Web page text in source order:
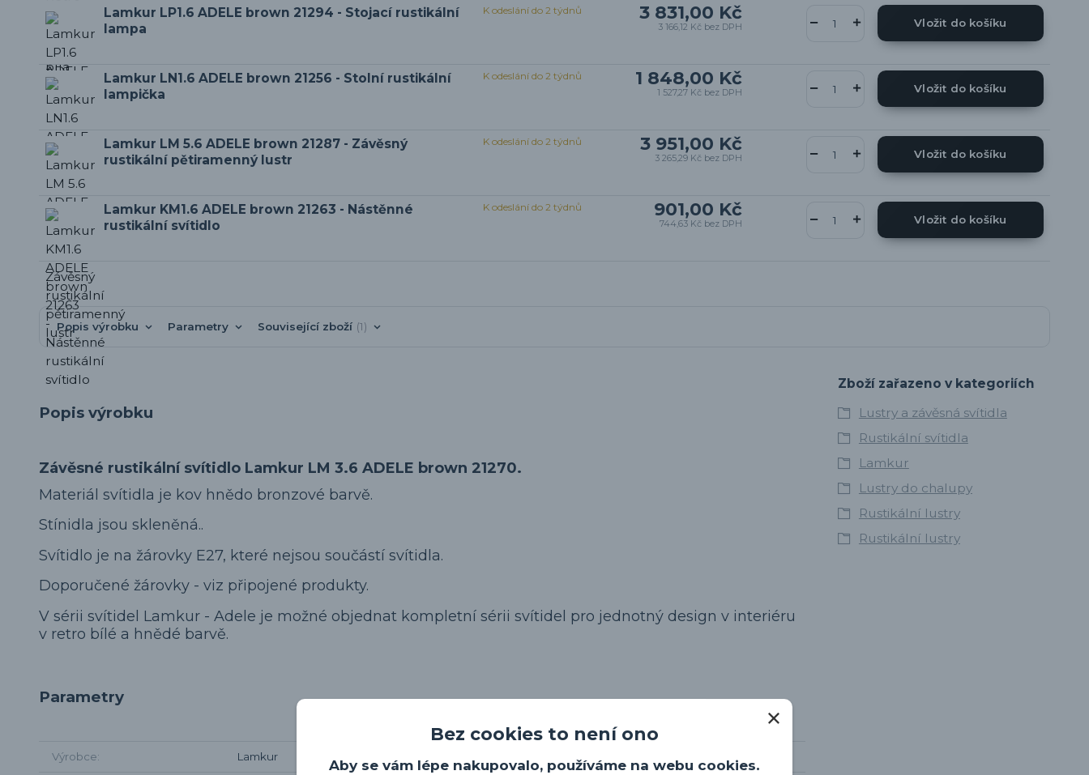
Lamkur LP1.6 ADELE brown 21294 - Stojací rustikální
lampa
3 831,00 Kč
3 166,12 Kč bez DPH
K odeslání do 2 týdnů
Vložit do košíku
Lamkur LN1.6 ADELE brown 21256 - Stolní rustikální
lampička
1 848,00 Kč
1 527,27 Kč bez DPH
K odeslání do 2 týdnů
Vložit do košíku
Lamkur LM 5.6 ADELE brown 21287 - Závěsný
rustikální pětiramenný lustr
3 951,00 Kč
3 265,29 Kč bez DPH
K odeslání do 2 týdnů
Vložit do košíku
Lamkur KM1.6 ADELE brown 21263 - Nástěnné
rustikální svítidlo
901,00 Kč
744,63 Kč bez DPH
K odeslání do 2 týdnů
Vložit do košíku
Popis výrobku Parametry Související zboží 1
Popis výrobku
Závěsné rustikální svítidlo Lamkur LM 3.6 ADELE brown 21270.
Materiál svítidla je kov hnědo bronzové barvě.
Stínidla jsou skleněná..
Svítidlo je na žárovky E27, které nejsou součástí svítidla.
Doporučené žárovky - viz připojené produkty.
V sérii svítidel Lamkur - Adele je možné objednat kompletní sérii svítidel pro jednotný design v interiéru
v retro bílé a hnědé barvě.
Parametry
Výrobce Lamkur
Zboží zařazeno v kategoriích
Lustry a závěsná svítidla
Rustikální svítidla
Lamkur
Lustry do chalupy
Rustikální lustry
Rustikální lustry
Bez cookies to není ono
Aby se vám lépe nakupovalo, používáme na webu cookies.